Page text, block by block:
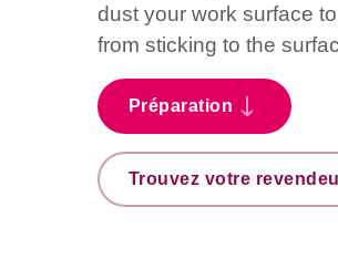
dust your work surface
from sticking to the
Préparation
Trouvez votre